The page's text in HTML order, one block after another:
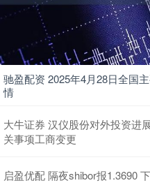
驰盈配资 2025年4月28日全国
情
大牛证券 汉仪股份对外投资进
关事项工商变更
启盈优配 隔夜shibor报1.3690